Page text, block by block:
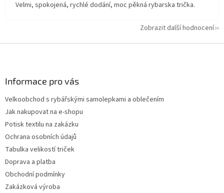
Velmi, spokojená, rychlé dodání, moc pěkná rybarska trička.
Zobrazit další hodnocení
Informace pro vás
Velkoobchod s rybářskými samolepkami a oblečením
Jak nakupovat na e-shopu
Potisk textilu na zakázku
Ochrana osobních údajů
Tabulka velikostí triček
Doprava a platba
Obchodní podmínky
Zakázková výroba